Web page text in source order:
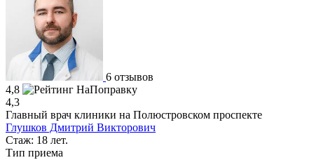
6 отзывов
4,8
4,3
Главный врач клиники на Полюстровском проспекте
Глушков Дмитрий Викторович
Стаж: 18 лет.
Тип приема